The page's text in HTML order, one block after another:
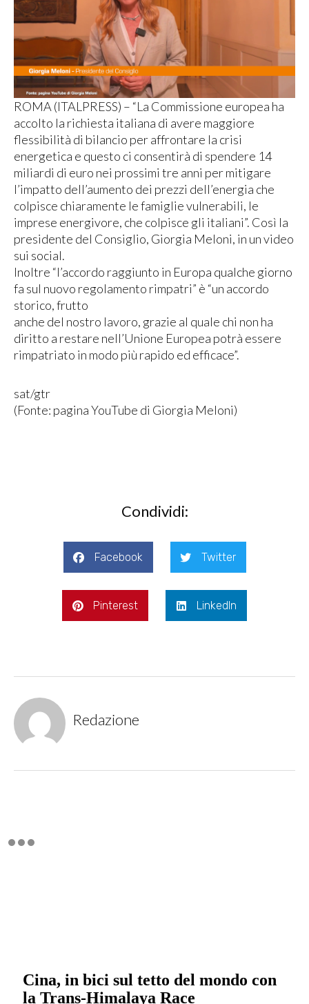
ROMA (ITALPRESS) – “La Commissione europea ha
accolto la richiesta italiana di avere maggiore
flessibilità di bilancio per affrontare la crisi
energetica e questo ci consentirà di spendere 14
miliardi di euro nei prossimi tre anni per mitigare
l’impatto dell’aumento dei prezzi dell’energia che
colpisce chiaramente le famiglie vulnerabili, le
imprese energivore, che colpisce gli italiani”. Così la
presidente del Consiglio, Giorgia Meloni, in un video
sui social.
Inoltre “l’accordo raggiunto in Europa qualche giorno
fa sul nuovo regolamento rimpatri” è “un accordo
storico, frutto
anche del nostro lavoro, grazie al quale chi non ha
diritto a restare nell’Unione Europea potrà essere
rimpatriato in modo più rapido ed efficace”.
sat/gtr
(Fonte: pagina YouTube di Giorgia Meloni)
Condividi:
Facebook Twitter
Pinterest LinkedIn
Redazione
Cina, in bici sul tetto del mondo con
la Trans-Himalaya Race